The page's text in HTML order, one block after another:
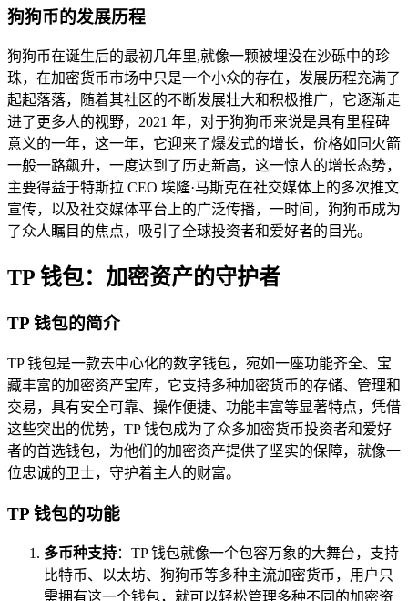
狗狗币的发展历程
狗狗币在诞生后的最初几年里,就像一颗被埋没在沙砾中的珍
珠，在加密货币市场中只是一个小众的存在，发展历程充满了
起起落落，随着其社区的不断发展壮大和积极推广，它逐渐走
进了更多人的视野，2021 年，对于狗狗币来说是具有里程碑
意义的一年，这一年，它迎来了爆发式的增长，价格如同火箭
一般一路飙升，一度达到了历史新高，这一惊人的增长态势，
主要得益于特斯拉 CEO 埃隆·马斯克在社交媒体上的多次推文
宣传，以及社交媒体平台上的广泛传播，一时间，狗狗币成为
了众人瞩目的焦点，吸引了全球投资者和爱好者的目光。
TP 钱包：加密资产的守护者
TP 钱包的简介
TP 钱包是一款去中心化的数字钱包，宛如一座功能齐全、宝
藏丰富的加密资产宝库，它支持多种加密货币的存储、管理和
交易，具有安全可靠、操作便捷、功能丰富等显著特点，凭借
这些突出的优势，TP 钱包成为了众多加密货币投资者和爱好
者的首选钱包，为他们的加密资产提供了坚实的保障，就像一
位忠诚的卫士，守护着主人的财富。
TP 钱包的功能
多币种支持：TP 钱包就像一个包容万象的大舞台，支持
比特币、以太坊、狗狗币等多种主流加密货币，用户只
需拥有这一个钱包，就可以轻松管理多种不同的加密资